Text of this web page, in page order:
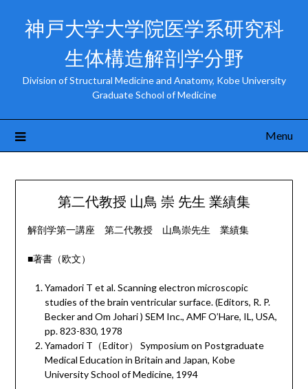
神戸大学大学院医学系研究科
生体構造解剖学分野
Division of Structural Medicine and Anatomy, Kobe University
Graduate School of Medicine
Menu
第二代教授 山鳥 崇 先生 業績集
解剖学第一講座 第二代教授 山鳥崇先生 業績集
■著書（欧文）
Yamadori T et al. Scanning electron microscopic
studies of the brain ventricular surface. (Editors, R. P.
Becker and Om Johari ) SEM Inc., AMF O’Hare, IL, USA,
pp. 823-830, 1978
Yamadori T （Editor）
Symposium on Postgraduate
Medical Education in Britain and Japan, Kobe
University School of Medicine, 1994